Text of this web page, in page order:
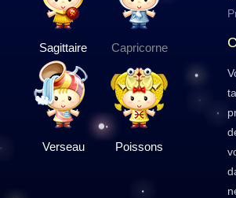
Sagittaire Capricorne
Verseau Poissons